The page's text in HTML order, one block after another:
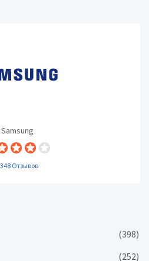
Samsung
Отзывов
(398)
(252)